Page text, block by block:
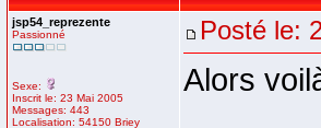
jsp54_reprezente
Passionné
Sexe:
Inscrit le: 23 Mai 2005
Messages: 443
Localisation: 54150 Briey
Posté le:
Alors